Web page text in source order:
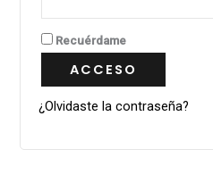
Recuérdame
ACCESO
¿Olvidaste la contraseña?